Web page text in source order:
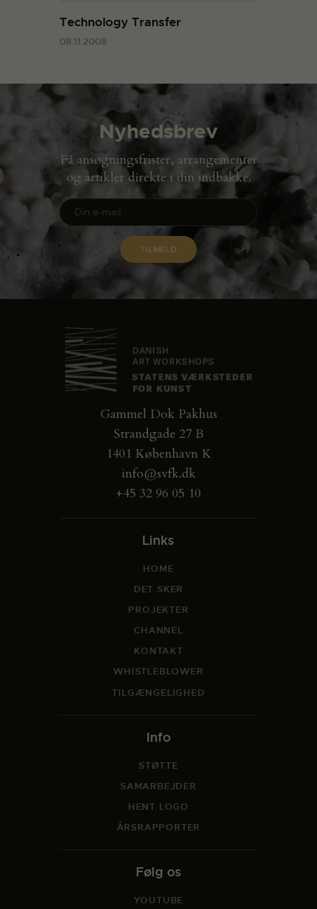
Technology Transfer
08.11.2008
Nyhedsbrev
Få ansøgningsfrister, arrangementer
og artikler direkte i din indbakke.
Gammel Dok Pakhus
Strandgade 27 B
1401 København K
info@svfk.dk
+45 32 96 05 10
Links
HOME
DET SKER
PROJEKTER
CHANNEL
KONTAKT
WHISTLEBLOWER
TILGÆNGELIGHED
Info
STØTTE
SAMARBEJDER
HENT LOGO
ÅRSRAPPORTER
Følg os
YOUTUBE